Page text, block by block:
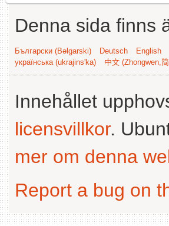
Denna sida finns
Български (Bəlgarski) Deutsch English
українська (ukrajins'ka)
中文 (Zhongwen,
Innehållet
licensvillkor.
mer om denna
Report a bug on